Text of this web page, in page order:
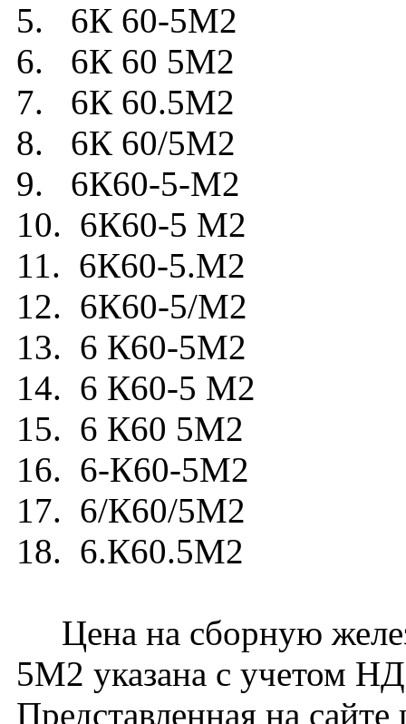
5. 6К 60-5М2
6. 6К 60 5М2
7. 6К 60.5М2
8. 6К 60/5М2
9. 6К60-5-М2
10. 6К60-5 М2
11. 6К60-5.М2
12. 6К60-5/М2
13. 6 К60-5М2
14. 6 К60-5 М2
15. 6 К60 5М2
16. 6-К60-5М2
17. 6/К60/5М2
18. 6.К60.5М2
Цена на сборную
5М2 указана с учетом
Представленная на